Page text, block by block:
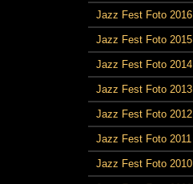
Jazz Fest Foto 2016
Jazz Fest Foto 2015
Jazz Fest Foto 2014
Jazz Fest Foto 2013
Jazz Fest Foto 2012
Jazz Fest Foto 2011
Jazz Fest Foto 2010